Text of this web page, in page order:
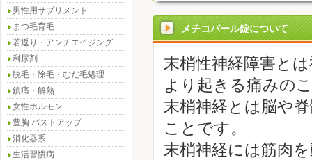
男性用サプリメント
まつ毛育毛
若返り・アンチエイジング
利尿剤
脱毛・除毛・むだ毛処理
鎮痛・解熱
女性ホルモン
豊胸 バストアップ
消化器系
生活習慣病
メチコバール錠について
末梢性神経障害と
より起きる痛みの
末梢神経とは脳や
ことです。
末梢神経には筋肉